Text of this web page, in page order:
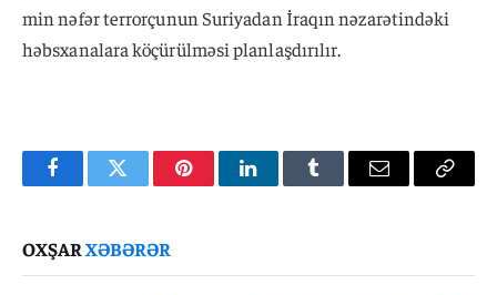
min nəfər terrorçunun Suriyadan İraqın nəzarətindəki
həbsxanalara köçürülməsi planlaşdırılır.
FacebookTwitter PinterestLinkedInTumblr Email
Copy
OXŞARXƏBƏRƏR